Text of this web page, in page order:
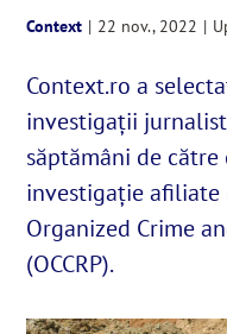
English
Cautare...
Context | 22 nov., 2022 |
Context.ro a
investigații
săptămâni de
investigație
Organized Crime
(OCCRP).